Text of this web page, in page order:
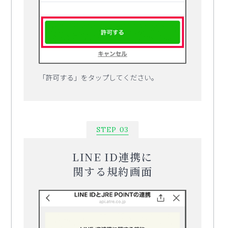
「許可する」をタップしてください。
STEP 03
LINE ID連携に
関する規約画面